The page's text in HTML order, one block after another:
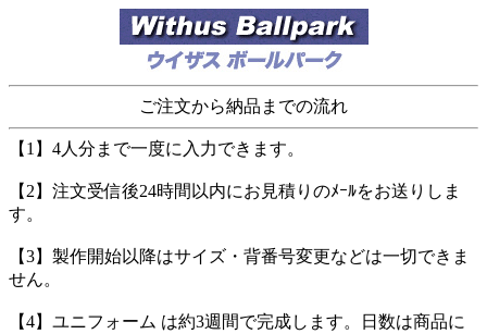
ご注文から納品までの流れ
【1】4人分まで一度に入力できます。
【2】注文受信後24時間以内にお見積りのﾒｰﾙをお送りしま
す。
【3】製作開始以降はサイズ・背番号変更などは一切できま
せん。
【4】ユニフォーム は約3週間で完成します。日数は商品に